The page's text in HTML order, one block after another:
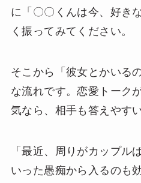
に「〇〇くんは今、好き
く振ってみてください。
そこから「彼女とかいる
な流れです。恋愛トーク
気なら、相手も答えやす
「最近、周りがカップル
いった愚痴から入るのも